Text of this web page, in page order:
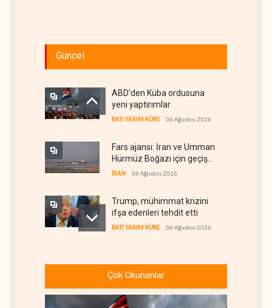
Güncel
ABD'den Küba ordusuna
yeni yaptırımlar
BATI YARIM KÜRE 06 Ağustos 2026
Fars ajansı: İran ve Umman
Hürmüz Boğazı için geçiş
koridorlarında anlaştı
İRAN 06 Ağustos 2026
Trump, mühimmat krizini
ifşa edenleri tehdit etti
BATI YARIM KÜRE 06 Ağustos 2026
Şeria'da işgalci
yerleşimcilere cezasızlık
sağladı
Çok Okunanlar